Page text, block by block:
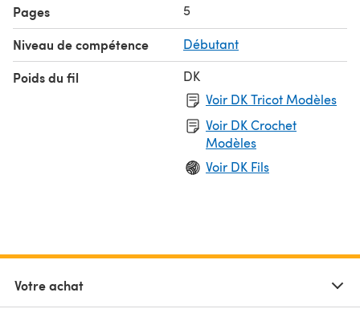
Pages 5
Niveau de compétence Débutant
Poids du fil
DK
Voir DK Tricot Modèles
Voir DK Crochet
Modèles
Voir DK Fils
Votre achat